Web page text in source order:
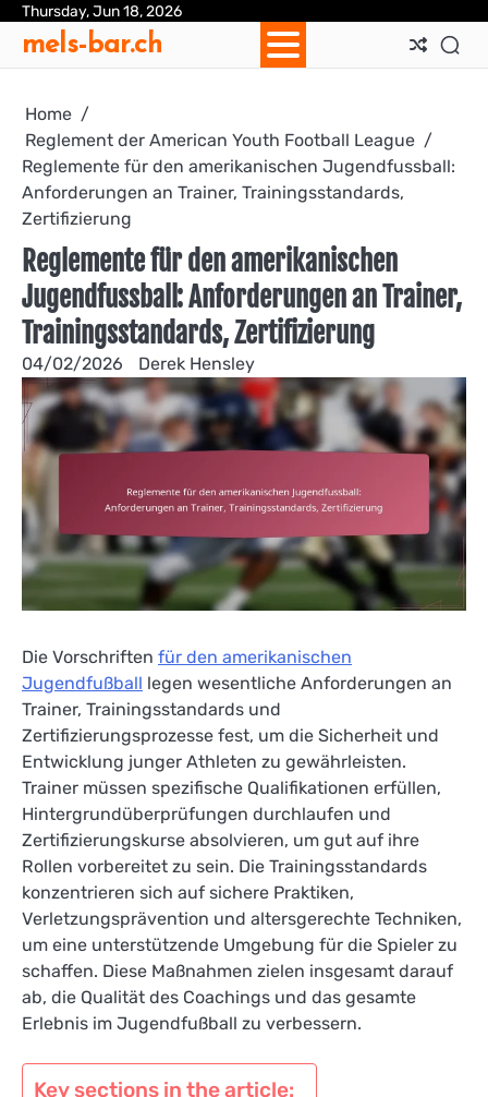
Skip
content
Thursday, Jun 18, 2026
mels-bar.ch
Home
Reglement der American Youth Football League
Reglemente für den amerikanischen Jugendfussball:
Anforderungen an Trainer, Trainingsstandards,
Zertifizierung
Reglemente für den amerikanischen
Jugendfussball: Anforderungen an Trainer,
Trainingsstandards, Zertifizierung
04/02/2026 Derek Hensley
Die Vorschriften für den amerikanischen
Jugendfußball legen wesentliche Anforderungen an
Trainer, Trainingsstandards und
Zertifizierungsprozesse fest, um die Sicherheit und
Entwicklung junger Athleten zu gewährleisten.
Trainer müssen spezifische Qualifikationen erfüllen,
Hintergrundüberprüfungen durchlaufen und
Zertifizierungskurse absolvieren, um gut auf ihre
Rollen vorbereitet zu sein. Die Trainingsstandards
konzentrieren sich auf sichere Praktiken,
Verletzungsprävention und altersgerechte Techniken,
um eine unterstützende Umgebung für die Spieler zu
schaffen. Diese Maßnahmen zielen insgesamt darauf
ab, die Qualität des Coachings und das gesamte
Erlebnis im Jugendfußball zu verbessern.
Key sections in the article: